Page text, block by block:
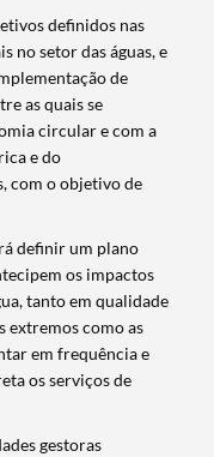
definidos nas
no setor das águas, e
de
as quais se
circular e com a
e do
com o objetivo de
definir um plano
os impactos
tanto em qualidade
extremos como as
em frequência e
os serviços de
gestoras